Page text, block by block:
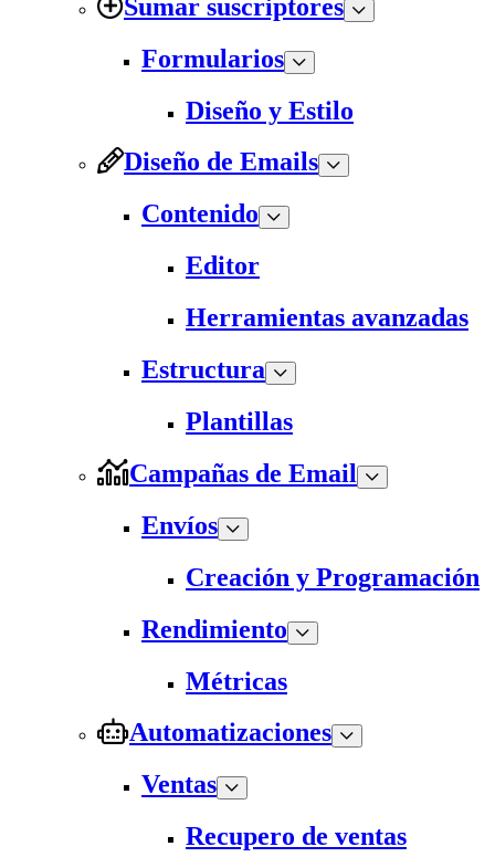
Sumar suscriptores
Formularios
Diseño y Estilo
Diseño de Emails
Contenido
Editor
Herramientas avanzadas
Estructura
Plantillas
Campañas de Email
Envíos
Creación y Programación
Rendimiento
Métricas
Automatizaciones
Ventas
Recupero de ventas